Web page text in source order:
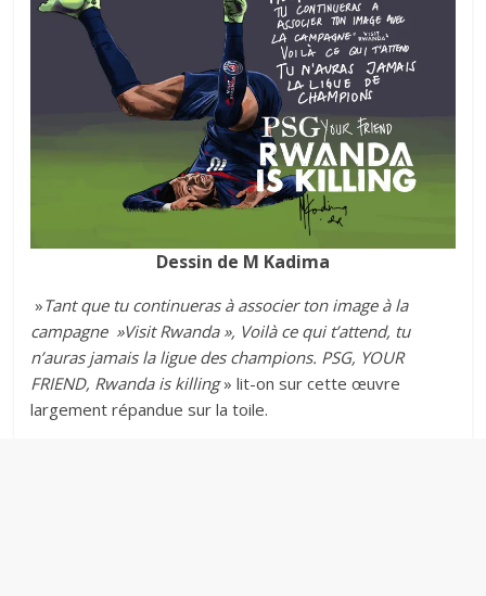
Dessin de M Kadima
»Tant que tu continueras à associer ton image à la
campagne »Visit Rwanda », Voilà ce qui t’attend, tu
n’auras jamais la ligue des champions. PSG, YOUR
FRIEND, Rwanda is killing» lit-on sur cette œuvre
largement répandue sur la toile.